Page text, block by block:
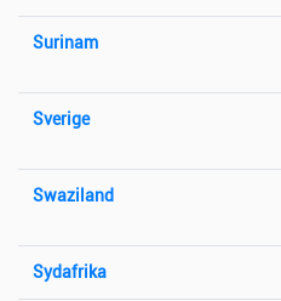
Surinam
Sverige
Swaziland
Sydafrika